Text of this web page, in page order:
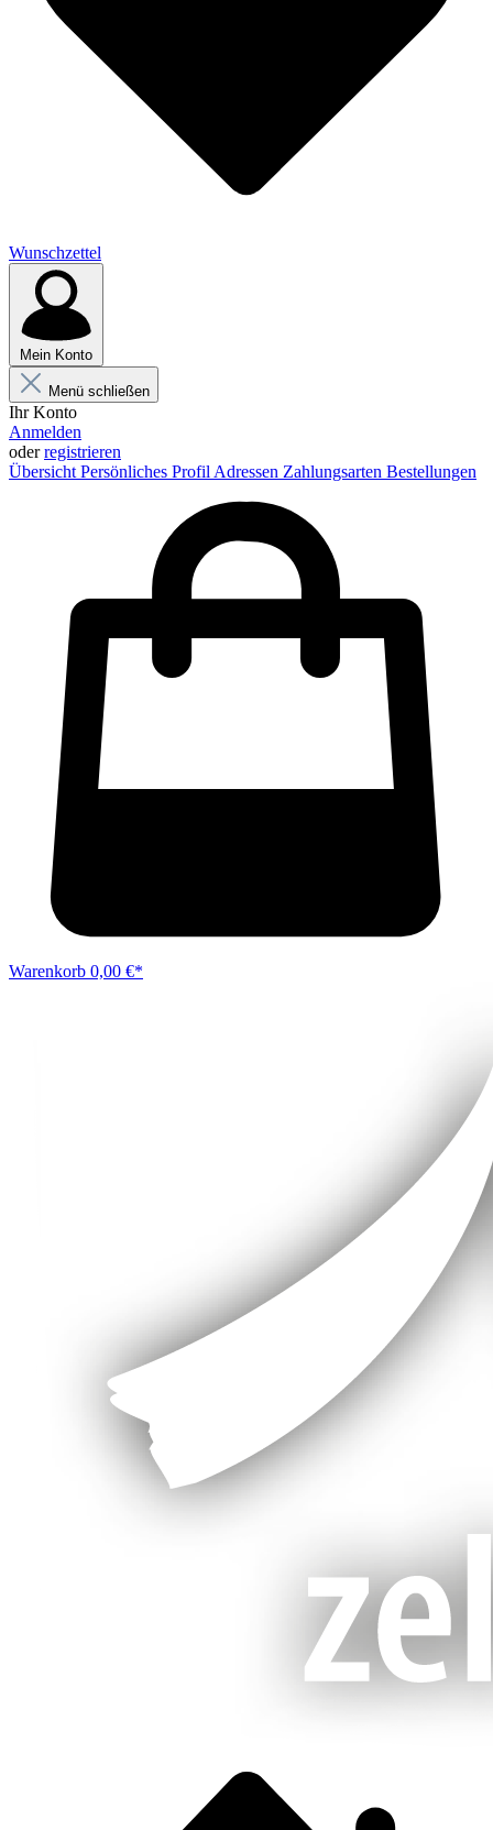
Wunschzettel
Mein Konto
Menü schließen
Ihr Konto
Anmelden
oderregistrieren
Übersicht Persönliches Profil Adressen Zahlungsarten Bestellungen
Warenkorb 0,00 €*